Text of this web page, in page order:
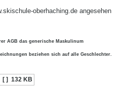
oberhaching.de angesehen
AGB das generische Maskulinum
beziehen sich auf alle Geschlechter.
[ ] 132 KB